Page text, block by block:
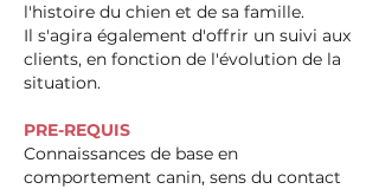
l'histoire du chien et de sa famille.
Il s'agira également d'offrir un suivi aux
clients, en fonction de l'évolution de la
situation.
PRE-REQUIS
Connaissances de base en
comportement canin, sens du contact